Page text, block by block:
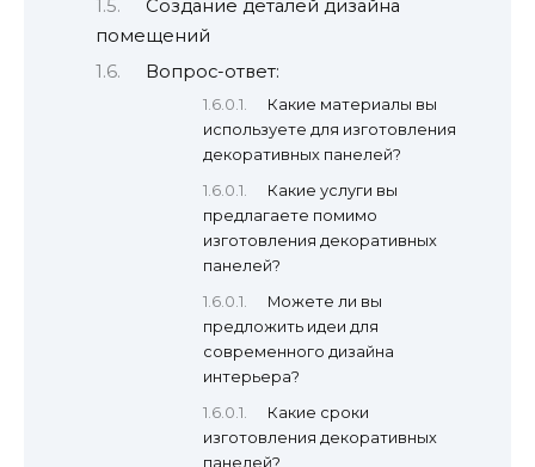
Создание деталей дизайна
помещений
Вопрос-ответ:
Какие материалы вы
используете для изготовления
декоративных панелей?
Какие услуги вы
предлагаете помимо
изготовления декоративных
панелей?
Можете ли вы
предложить идеи для
современного дизайна
интерьера?
Какие сроки
изготовления декоративных
панелей?